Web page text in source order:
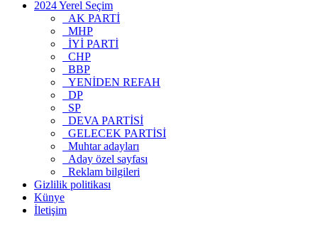
2024 Yerel Seçim
AK PARTİ
MHP
İYİ PARTİ
CHP
BBP
YENİDEN REFAH
DP
SP
DEVA PARTİSİ
GELECEK PARTİSİ
Muhtar adayları
Aday özel sayfası
Reklam bilgileri
Gizlilik politikası
Künye
İletişim